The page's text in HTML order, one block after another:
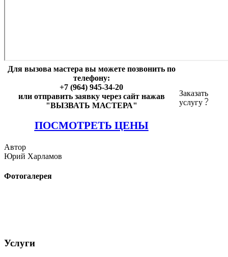
Для вызова мастера вы можете позвонить по
телефону:
+7 (964) 945-34-20
или отправить заявку через сайт нажав
"ВЫЗВАТЬ МАСТЕРА"
ПОСМОТРЕТЬ ЦЕНЫ
Заказать
услугу
Автор
Юрий Харламов
Фотогалерея
Услуги